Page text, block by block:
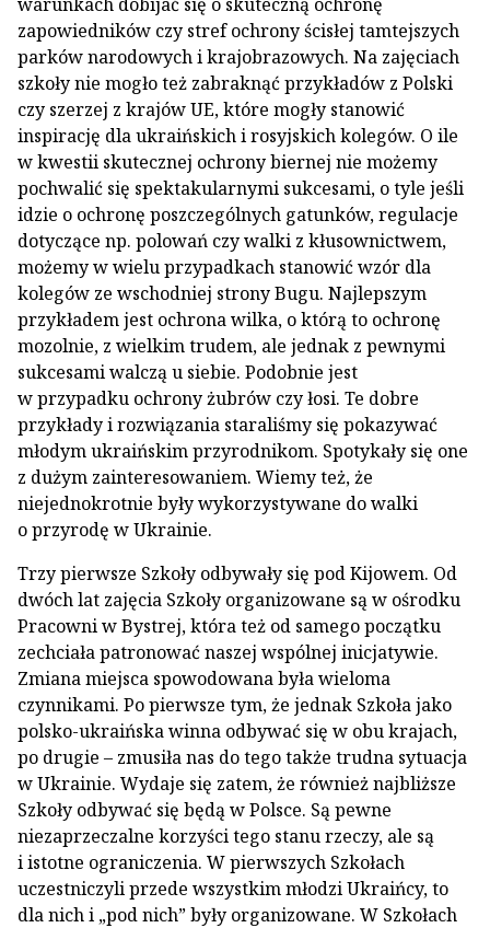
zapowiedników czy stref ochrony ścisłej tamtejszych
parków narodowych i krajobrazowych. Na zajęciach
szkoły nie mogło też zabraknąć przykładów z Polski
czy szerzej z krajów UE, które mogły stanowić
inspirację dla ukraińskich i rosyjskich kolegów. O ile
w kwestii skutecznej ochrony biernej nie możemy
pochwalić się spektakularnymi sukcesami, o tyle jeśli
idzie o ochronę poszczególnych gatunków, regulacje
dotyczące np. polowań czy walki z kłusownictwem,
możemy w wielu przypadkach stanowić wzór dla
kolegów ze wschodniej strony Bugu. Najlepszym
przykładem jest ochrona wilka, o którą to ochronę
mozolnie, z wielkim trudem, ale jednak z pewnymi
sukcesami walczą u siebie. Podobnie jest
w przypadku ochrony żubrów czy łosi. Te dobre
przykłady i rozwiązania staraliśmy się pokazywać
młodym ukraińskim przyrodnikom. Spotykały się one
z dużym zainteresowaniem. Wiemy też, że
niejednokrotnie były wykorzystywane do walki
o przyrodę w Ukrainie.
Trzy pierwsze Szkoły odbywały się pod Kijowem. Od
dwóch lat zajęcia Szkoły organizowane są w ośrodku
Pracowni w Bystrej, która też od samego początku
zechciała patronować naszej wspólnej inicjatywie.
Zmiana miejsca spowodowana była wieloma
czynnikami. Po pierwsze tym, że jednak Szkoła jako
polsko-ukraińska winna odbywać się w obu krajach,
po drugie – zmusiła nas do tego także trudna sytuacja
w Ukrainie. Wydaje się zatem, że również najbliższe
Szkoły odbywać się będą w Polsce. Są pewne
niezaprzeczalne korzyści tego stanu rzeczy, ale są
i istotne ograniczenia. W pierwszych Szkołach
uczestniczyli przede wszystkim młodzi Ukraińcy, to
dla nich i „pod nich” były organizowane. W Szkołach